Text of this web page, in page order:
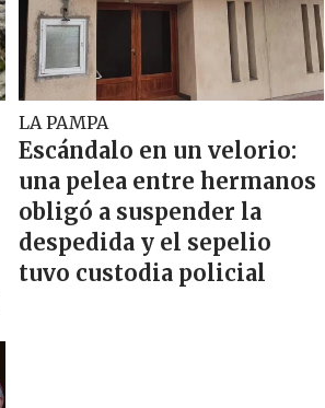
LA PAMPA
Escándalo en un velorio:
una pelea entre hermanos
obligó a suspender la
despedida y el sepelio
tuvo custodia policial